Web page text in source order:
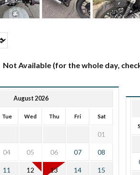
Not Available (for the whole day,
August 2026
Tue Wed Thu Fri Sat
01
04 05 06 07 08
11 12 13 14 15